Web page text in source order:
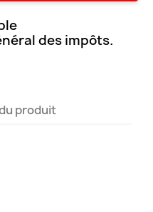
des impôts.
produit